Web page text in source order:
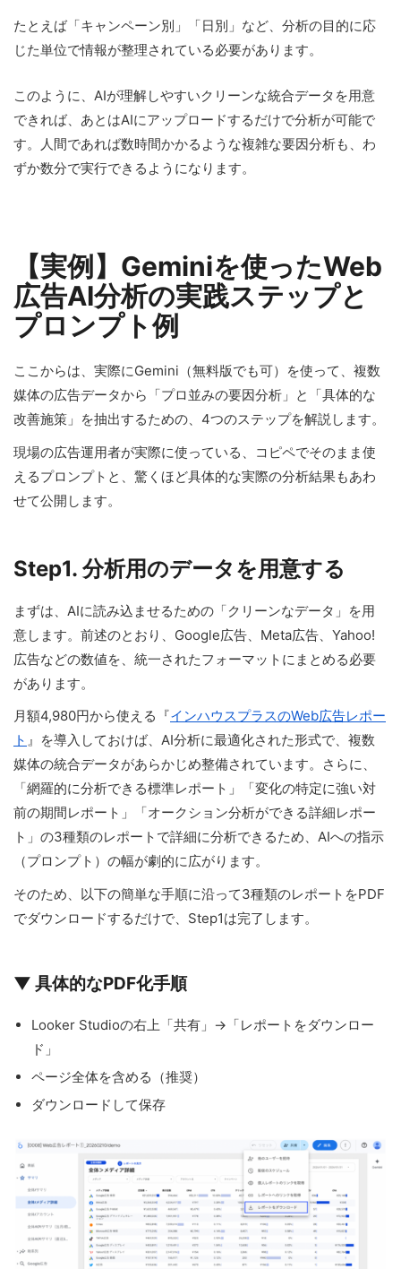
たとえば「キャンペーン別」「日別」など、分析の目的に応
じた単位で情報が整理されている必要があります。
このように、AIが理解しやすいクリーンな統合データを用意
できれば、あとはAIにアップロードするだけで分析が可能で
す。人間であれば数時間かかるような複雑な要因分析も、わ
ずか数分で実行できるようになります。
【実例】Geminiを使ったWeb
広告AI分析の実践ステップと
プロンプト例
ここからは、実際にGemini（無料版でも可）を使って、複数
媒体の広告データから「プロ並みの要因分析」と「具体的な
改善施策」を抽出するための、4つのステップを解説します。
現場の広告運用者が実際に使っている、コピペでそのまま使
えるプロンプトと、驚くほど具体的な実際の分析結果もあわ
せて公開します。
Step1. 分析用のデータを用意する
まずは、AIに読み込ませるための「クリーンなデータ」を用
意します。前述のとおり、Google広告、Meta広告、Yahoo!
広告などの数値を、統一されたフォーマットにまとめる必要
があります。
月額4,980円から使える『インハウスプラスのWeb広告レポー
ト 』を導入しておけば、AI分析に最適化された形式で、複数
媒体の統合データがあらかじめ整備されています。さらに、
「網羅的に分析できる標準レポート」「変化の特定に強い対
前の期間レポート」「オークション分析ができる詳細レポー
ト」の3種類のレポートで詳細に分析できるため、AIへの指示
（プロンプト）の幅が劇的に広がります。
そのため、以下の簡単な手順に沿って3種類のレポートをPDF
でダウンロードするだけで、Step1は完了します。
▼ 具体的なPDF化手順
Looker Studioの右上「共有」→「レポートをダウンロー
ド」
ページ全体を含める（推奨）
ダウンロードして保存